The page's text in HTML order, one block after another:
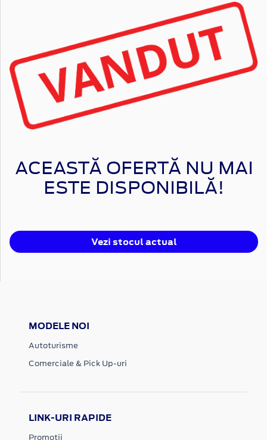
ACEASTĂ OFERTĂ NU MAI
ESTE DISPONIBILĂ!
Vezi stocul actual
MODELE NOI
Autoturisme
Comerciale & Pick Up-uri
LINK-URI RAPIDE
Promotii